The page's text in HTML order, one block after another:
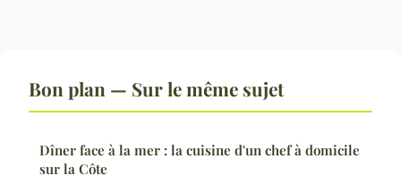
Bon plan — Sur le même sujet
Dîner face à la mer : la cuisine d'un chef à domicile
sur la Côte